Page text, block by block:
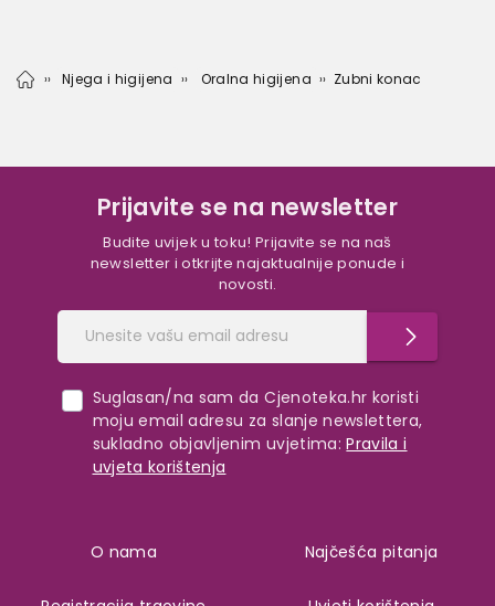
Njega i higijena Oralna higijena Zubni konac
Prijavite se na newsletter
Budite uvijek u toku! Prijavite se na naš
newsletter i otkrijte najaktualnije ponude i
novosti.
Suglasan/na sam da Cjenoteka.hr koristi
moju email adresu za slanje newslettera,
sukladno objavljenim uvjetima: Pravila i
uvjeta korištenja
O nama Najčešća pitanja